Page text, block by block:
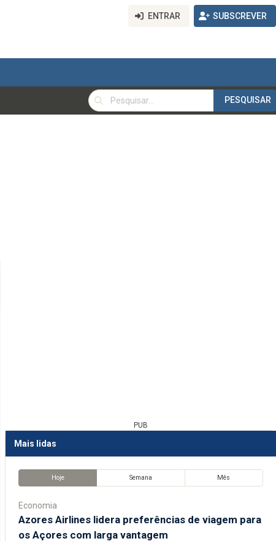
ENTRAR SUBSCREVER
PESQUISAR
PESQUISAR
PUB
Mais lidas
Hoje Semana Mês
Economia
Azores Airlines lidera preferências de viagem para
os Açores com larga vantagem